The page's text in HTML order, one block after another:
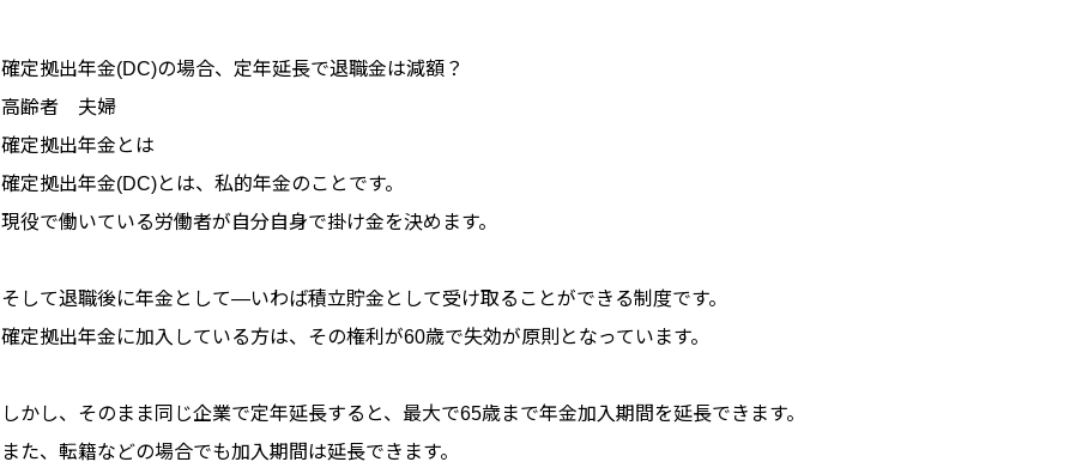
確定拠出年金(DC)の場合、定年延長で退職金は減額？
高齢者 夫婦
確定拠出年金とは
確定拠出年金(DC)とは、私的年金のことです。
現役で働いている労働者が自分自身で掛け金を決めます。
そして退職後に年金として―いわば積立貯金として受け取ることができる制度です。
確定拠出年金に加入している方は、その権利が60歳で失効が原則となっています。
しかし、そのまま同じ企業で定年延長すると、最大で65歳まで年金加入期間を延長できます。
また、転籍などの場合でも加入期間は延長できます。